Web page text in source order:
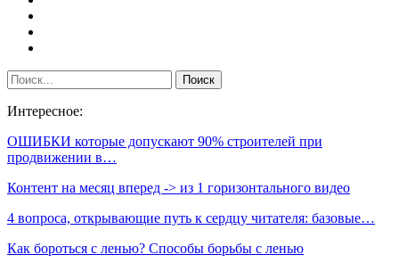
Интересное:
ОШИБКИ которые допускают 90% строителей при
продвижении в…
Контент на месяц вперед -> из 1 горизонтального видео
4 вопроса, открывающие путь к сердцу читателя: базовые…
Как бороться с ленью? Способы борьбы с ленью